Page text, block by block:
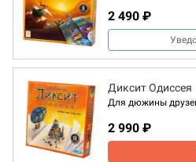
2 490 ₽
Диксит Одиссея
Для дюжины
2 990 ₽